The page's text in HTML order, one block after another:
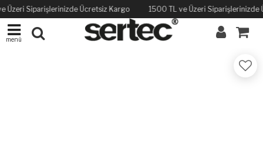
Üzeri Siparişlerinizde Ücretsiz Kargo 1500 TL ve Üzeri Siparişlerinizde
menü